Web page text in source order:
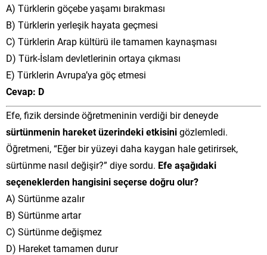
A) Türklerin göçebe yaşamı bırakması
B) Türklerin yerleşik hayata geçmesi
C) Türklerin Arap kültürü ile tamamen kaynaşması
D) Türk-İslam devletlerinin ortaya çıkması
E) Türklerin Avrupa’ya göç etmesi
Cevap: D
Efe, fizik dersinde öğretmeninin verdiği bir deneyde
sürtünmenin hareket üzerindeki etkisinigözlemledi.
Öğretmeni, “Eğer bir yüzeyi daha kaygan hale getirirsek,
sürtünme nasıl değişir?” diye sordu. Efe aşağıdaki
seçeneklerden hangisini seçerse doğru olur?
A) Sürtünme azalır
B) Sürtünme artar
C) Sürtünme değişmez
D) Hareket tamamen durur